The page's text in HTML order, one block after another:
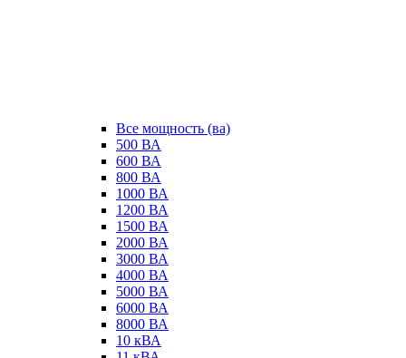
Все мощность (ва)
500 ВА
600 ВА
800 ВА
1000 ВА
1200 ВА
1500 ВА
2000 ВА
3000 ВА
4000 ВА
5000 ВА
6000 ВА
8000 ВА
10 кВА